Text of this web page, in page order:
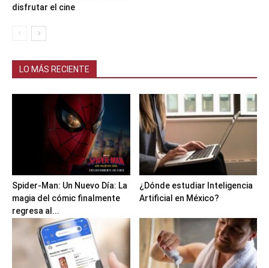
disfrutar el cine
LO MÁS RECIENTE
Spider-Man: Un Nuevo Día: La
magia del cómic finalmente
regresa al...
¿Dónde estudiar Inteligencia
Artificial en México?